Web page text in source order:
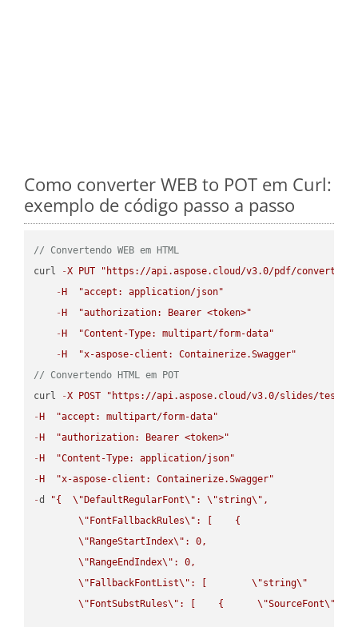
Como converter WEB to POT em Curl:
exemplo de código passo a passo
// Convertendo WEB em HTML
curl
-X PUT
"https://api.aspose.cloud/v3.0/pdf/convert/
- H
"accept: application/json"
- H
"authorization: Bearer <token>"
- H
"Content-Type: multipart/form-data"
- H
"x-aspose-client: Containerize.Swagger"
// Convertendo HTML em POT
curl
-X POST
"https://api.aspose.cloud/v3.0/slides/test-
- H
"accept: multipart/form-data"
- H
"authorization: Bearer <token>"
- H
"Content-Type: application/json"
- H
"x-aspose-client: Containerize.Swagger"
-d "{ \" DefaultRegularFont\" : \"string\" ,
\" FontFallbackRules\" : [    {
\" RangeStartIndex\" : 0,
\" RangeEndIndex\" : 0,
\" FallbackFontList\" : [ \"string\"
\" FontSubstRules\" : [    { \"SourceFont\"